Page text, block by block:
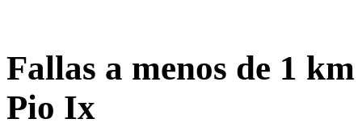
Fallas a menos de 1
Pio Ix